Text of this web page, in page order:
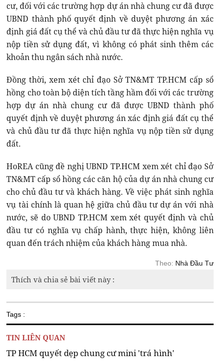
cư, đối với các trường hợp dự án nhà chung cư đã được
UBND thành phố quyết định về duyệt phương án xác
định giá đất cụ thể và chủ đầu tư đã thực hiện nghĩa vụ
nộp tiền sử dụng đất, vì không có phát sinh thêm các
khoản thu ngân sách nhà nước.
Đồng thời, xem xét chỉ đạo Sở TN&MT TP.HCM cấp sổ
hồng cho toàn bộ diện tích tầng hầm đối với các trường
hợp dự án nhà chung cư đã được UBND thành phố
quyết định về duyệt phương án xác định giá đất cụ thể
và chủ đầu tư đã thực hiện nghĩa vụ nộp tiền sử dụng
đất.
HoREA cũng đề nghị UBND TP.HCM xem xét chỉ đạo Sở
TN&MT cấp sổ hồng các căn hộ của dự án nhà chung cư
cho chủ đầu tư và khách hàng. Về việc phát sinh nghĩa
vụ tài chính là quan hệ giữa chủ đầu tư dự án với nhà
nước, sẽ do UBND TP.HCM xem xét quyết định và chủ
đầu tư có nghĩa vụ chấp hành, thực hiện, không liên
quan đến trách nhiệm của khách hàng mua nhà.
Theo: Nhà Đầu Tư
Thích và chia sẻ bài viết này :
Tags :
TIN LIÊN QUAN
TP HCM quyết dẹp chung cư mini 'trá hình'